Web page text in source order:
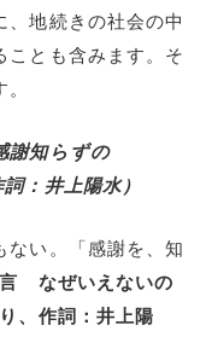
地続きの社会の中
ことも含みます。そ
知らずの
：井上陽水）
ない。「感謝を、知
なぜいえないの
、作詞：井上陽